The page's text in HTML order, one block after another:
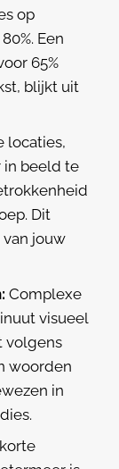
op
Een
65%
blijkt uit
locaties,
in beeld te
Dit
jouw
Complexe
visueel
volgens
woorden
in